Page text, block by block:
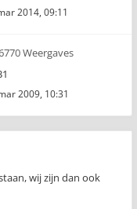
2014, 09:11
Weergaves
2009, 10:31
wij zijn dan ook